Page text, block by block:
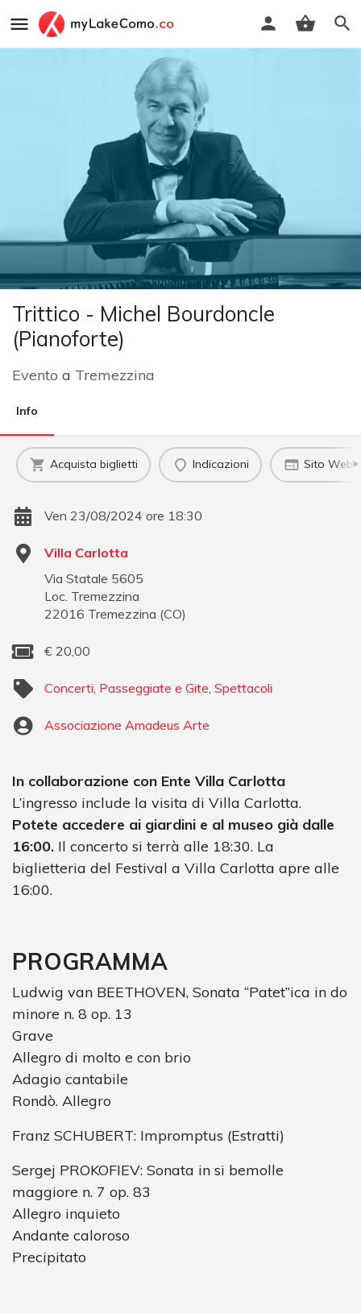
Trittico - Michel Bourdoncle
(Pianoforte)
Evento a Tremezzina
Info
Acquista biglietti Indicazioni Sito Web
Ven 23/08/2024 ore 18:30
Villa Carlotta
Via Statale 5605
Loc. Tremezzina
22016 Tremezzina (CO)
€ 20,00
Concerti Passeggiate e Gite Spettacoli
Associazione Amadeus Arte
In collaborazione con Ente Villa Carlotta
L’ingresso include la visita di Villa Carlotta.
Potete accedere ai giardini e al museo già dalle
16:00. Il concerto si terrà alle 18:30. La
biglietteria del Festival a Villa Carlotta apre alle
16:00.
PROGRAMMA
Ludwig van BEETHOVEN, Sonata “Patet”ica in do
minore n. 8 op. 13
Grave
Allegro di molto e con brio
Adagio cantabile
Rondò. Allegro
Franz SCHUBERT: Impromptus (Estratti)
Sergej PROKOFIEV: Sonata in si bemolle
maggiore n. 7 op. 83
Allegro inquieto
Andante caloroso
Precipitato